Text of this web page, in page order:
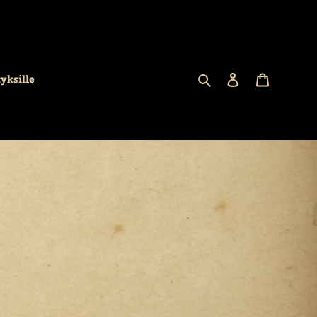
Hae Kirjaudu sisään